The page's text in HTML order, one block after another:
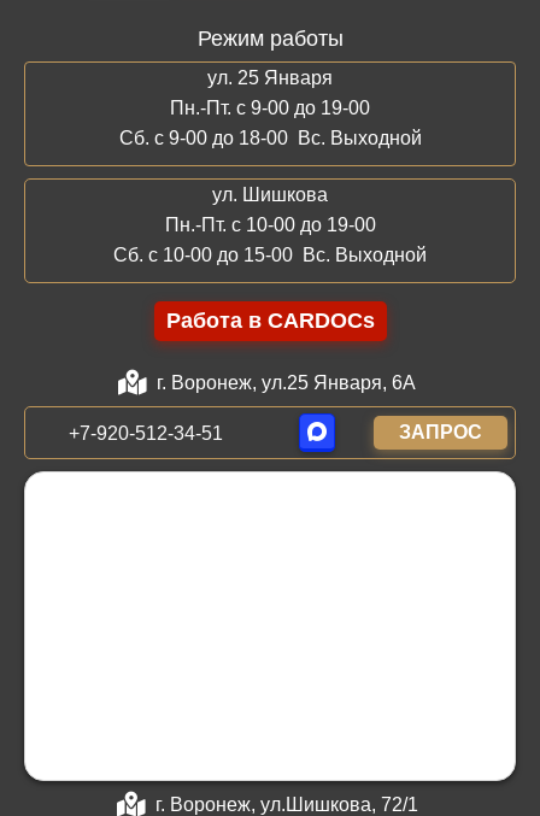
Режим работы
ул. 25 Января
Пн.-Пт. с 9-00 до 19-00
Сб. с 9-00 до 18-00 Вс. Выходной
ул. Шишкова
Пн.-Пт. с 10-00 до 19-00
Сб. с 10-00 до 15-00 Вс. Выходной
Работа в CARDOCs
г. Воронеж, ул.25 Января, 6А
+7-920-512-34-51 ЗАПРОС
г. Воронеж, ул.Шишкова, 72/1